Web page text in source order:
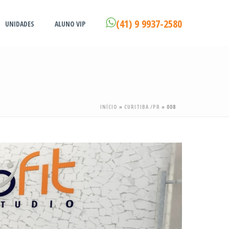
UNIDADES ALUNO VIP (41) 9 9937-2580
INÍCIO » CURITIBA /PR » 008